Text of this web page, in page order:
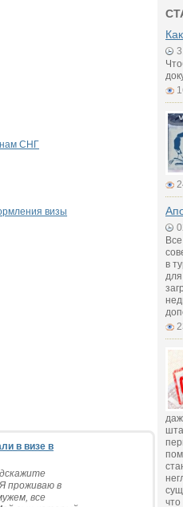
СНГ
визы
в визе в
проживаю в
все
в